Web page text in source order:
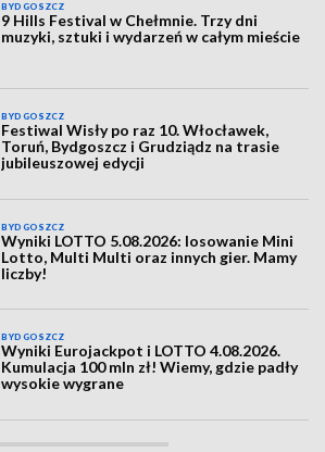
BYDGOSZCZ
9 Hills Festival w Chełmnie. Trzy dni
muzyki, sztuki i wydarzeń w całym mieście
BYDGOSZCZ
Festiwal Wisły po raz 10. Włocławek,
Toruń, Bydgoszcz i Grudziądz na trasie
jubileuszowej edycji
BYDGOSZCZ
Wyniki LOTTO 5.08.2026: losowanie Mini
Lotto, Multi Multi oraz innych gier. Mamy
liczby!
BYDGOSZCZ
Wyniki Eurojackpot i LOTTO 4.08.2026.
Kumulacja 100 mln zł! Wiemy, gdzie padły
wysokie wygrane